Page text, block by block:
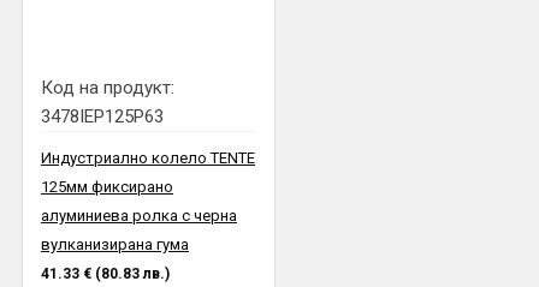
Код на продукт:
3478IEP125P63
Индустриално колело TENTE
125мм фиксирано
алуминиева ролка с черна
вулканизирана гума
41.33 € (80.83 лв.)